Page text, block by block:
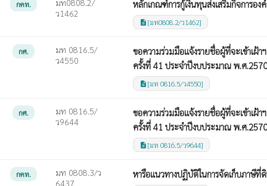
กคท.
มท0808.2/
ว1462
หลักเกณฑ์การกู้เงินทุนส่งเสริมกิจการอง
description [มท0808.2/ว1462]
กศ.
มท 0816.5/
ว4550
ขอความร่วมมือแจ้งรายชื่อผู้ที่จะเข้าเฝ้
ครั้งที่ 41 ประจำปีงบประมาณ พ.ศ.2570
description [มท 0816.5/ว4550]
กศ.
มท 0816.5/
ว9644
ขอความร่วมมือแจ้งรายชื่อผู้ที่จะเข้าเฝ้
ครั้งที่ 41 ประจำปีงบประมาณ พ.ศ.2570
description [มท 0816.5/ว9644]
กคท.
มท 0808.3/ว
6437
หารือแนวทางปฏิบัติในการจัดเก็บภาษีที่